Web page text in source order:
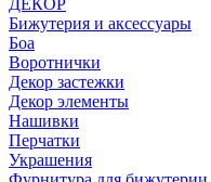
ДЕКОР
Бижутерия и аксессуары
Боа
Воротнички
Декор застежки
Декор элементы
Нашивки
Перчатки
Украшения